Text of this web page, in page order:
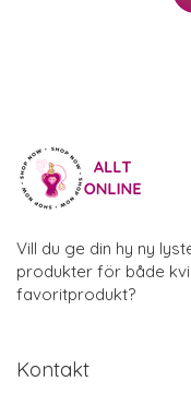
Vill du ge din hy ny
produkter för både
favoritprodukt?
Kontakt